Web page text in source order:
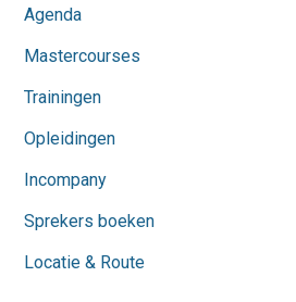
Agenda
Mastercourses
Trainingen
Opleidingen
Incompany
Sprekers boeken
Locatie & Route